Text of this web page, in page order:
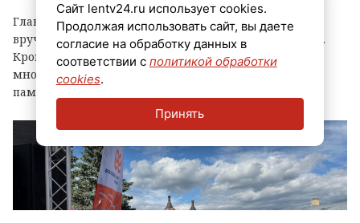
Главным событием праздника стала церемония
вручения знака «Почетный гражданин города Луга».
Кроме того, региональные власти отметили
многодетные семьи муниципалитета, вручив им
памятные награды и благодарственные письма.
Сайт lentv24.ru использует cookies.
Продолжая использовать сайт, вы даете
согласие на обработку данных в
соответствии с политикой обработки
cookies.
Принять